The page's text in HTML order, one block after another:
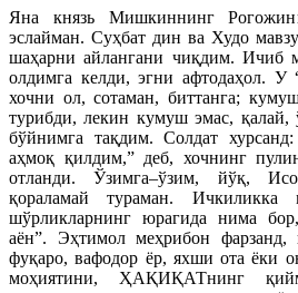
Яна князь Мишкиннинг
эслайман. Суҳбат дин ва Худо
шаҳарни айлангани чиқдим. Ичиб
олдимга келди, эгни афтодаҳол.
хочни ол, сотаман, биттанга;
турибди, лекин кумуш эмас, қалай,
бўйнимга тақдим. Солдат
аҳмоқ қилдим,” деб, хочнинг
отланди. Ўзимга–ўзим, йўқ,
қораламай тураман. Ичкиликка
шўрликларнинг юрагида нима
аён”. Эҳтимол меҳрибон
фуқаро, вафодор ёр, яхши ота ёки
моҳиятини, ҲАҚИҚАТнинг